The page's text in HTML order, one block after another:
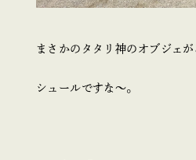
まさかのタタリ神のオブジェ
シュールですな～。